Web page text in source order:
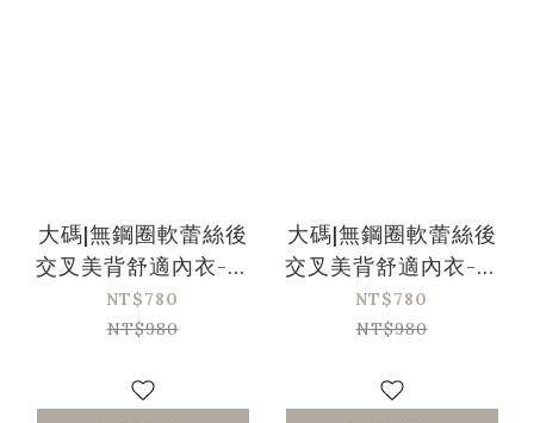
大碼|無鋼圈軟蕾絲後
交叉美背舒適內衣-粉
色
NT$780
NT$980
大碼|無鋼圈軟蕾絲後
交叉美背舒適內衣-黑
色
NT$780
NT$980